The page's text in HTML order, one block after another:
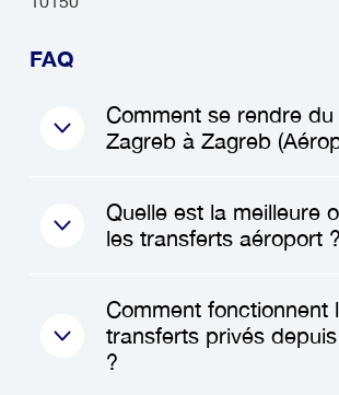
FAQ
Comment se rendre
Zagreb à Zagreb
Pour vous rendre du
de Zagreb à Zagreb
pouvez opter pour un
transfert privé, qui vous
Quelle est la meilleure
les transferts aéroport ?
La meilleure option pour
transferts aéroport
de votre budget et de
Comment fonctionnent
transferts privés
?